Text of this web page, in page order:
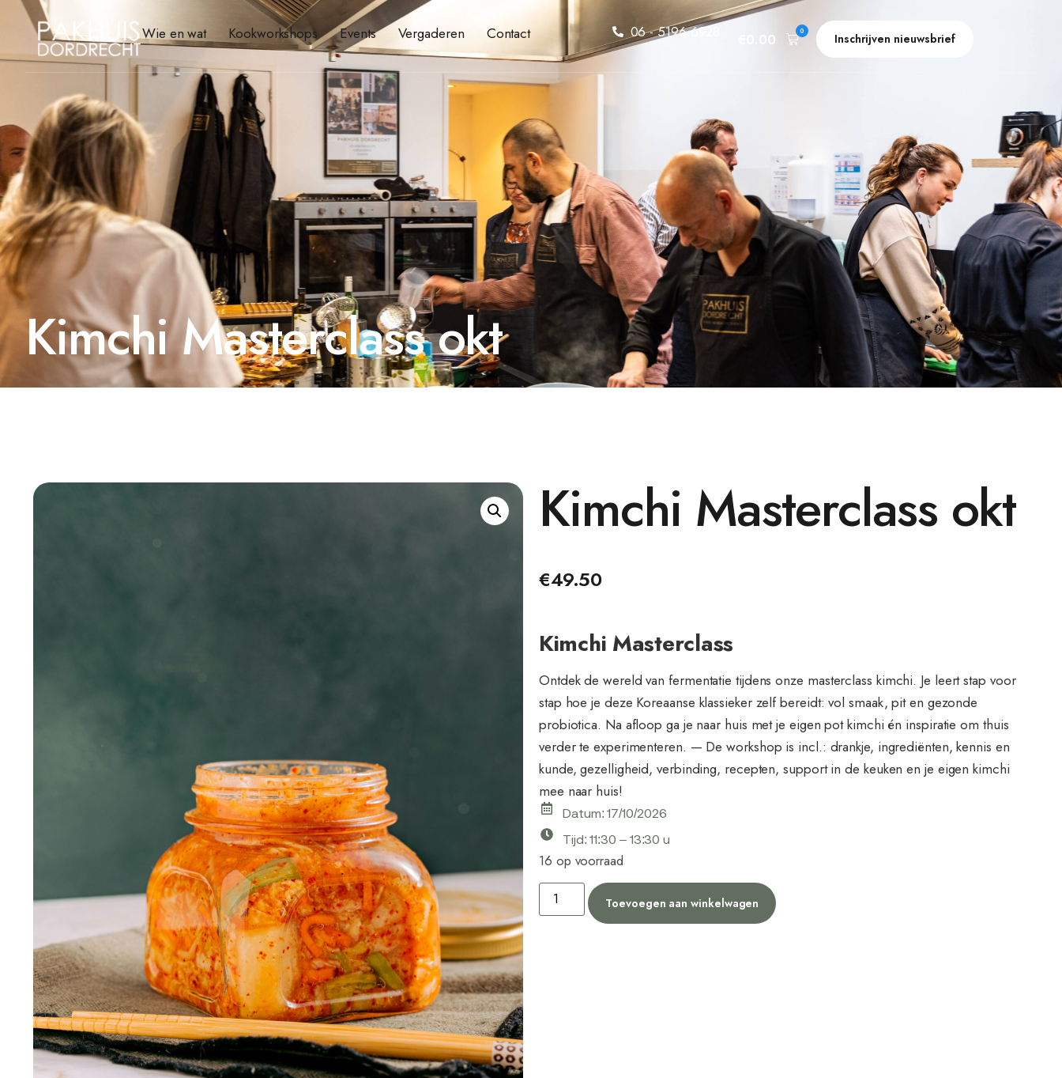
Wie en wat Kookworkshops Events Vergaderen Contact 06 - 5196 6928 0.00 0 Inschrijven nieuwsbrief
Kimchi Masterclass okt
Kimchi Masterclass okt
€49.50
Kimchi Masterclass
Ontdek de wereld van fermentatie tijdens onze masterclass kimchi. Je leert stap voor
stap hoe je deze Koreaanse klassieker zelf bereidt: vol smaak, pit en gezonde
probiotica. Na afloop ga je naar huis met je eigen pot kimchi én inspiratie om thuis
verder te experimenteren. — De workshop is incl.: drankje, ingrediënten, kennis en
kunde, gezelligheid, verbinding, recepten, support in de keuken en je eigen kimchi
mee naar huis!
Datum: 17/10/2026
Tijd: 11:30 – 13:30 u
16 op voorraad
Toevoegen aan winkelwagen